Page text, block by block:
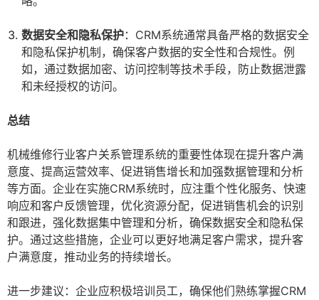
数据安全和隐私保护：CRM系统通常具备严格的数据安全
和隐私保护机制，确保客户数据的安全性和合规性。例
如，通过数据加密、访问控制等技术手段，防止数据泄露
和未经授权的访问。
总结
机械维修行业客户关系管理系统的重要性体现在提升客户满
意度、提高运营效率、促进销售增长和加强数据管理和分析
等方面。企业在实施CRM系统时，应注重个性化服务、快速
响应和客户反馈管理，优化资源分配，促进销售机会的识别
和跟进，强化数据集中管理和分析，确保数据安全和隐私保
护。通过这些措施，企业可以更好地满足客户需求，提升客
户满意度，推动业务的持续增长。
进一步建议：企业应积极培训员工，确保他们熟练掌握CRM